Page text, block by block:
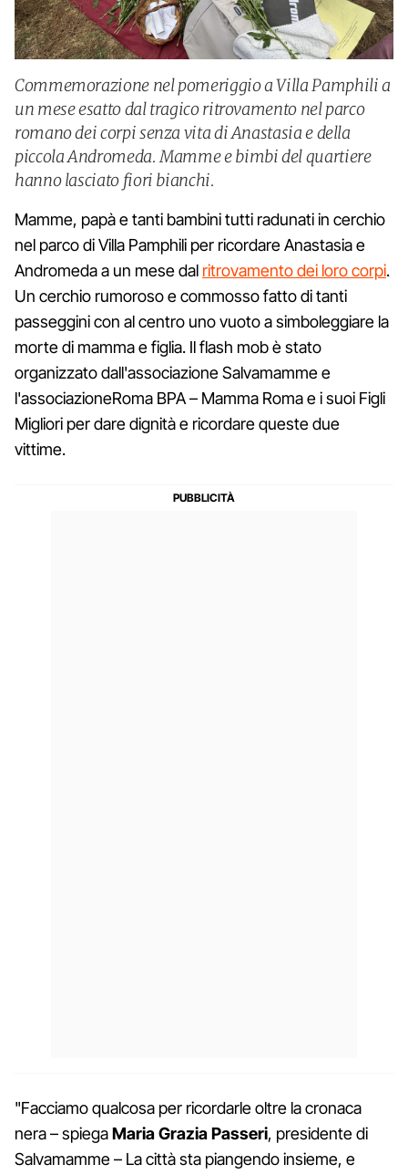
Commemorazione nel pomeriggio a Villa Pamphili a
un mese esatto dal tragico ritrovamento nel parco
romano dei corpi senza vita di Anastasia e della
piccola Andromeda. Mamme e bimbi del quartiere
hanno lasciato fiori bianchi.
Mamme, papà e tanti bambini tutti radunati in cerchio
nel parco di Villa Pamphili per ricordare Anastasia e
Andromeda a un mese dal ritrovamento dei loro corpi.
Un cerchio rumoroso e commosso fatto di tanti
passeggini con al centro uno vuoto a simboleggiare la
morte di mamma e figlia. Il flash mob è stato
organizzato dall'associazione Salvamamme e
l'associazioneRoma BPA – Mamma Roma e i suoi Figli
Migliori per dare dignità e ricordare queste due
vittime.
"Facciamo qualcosa per ricordarle oltre la cronaca
nera – spiegaMaria Grazia Passeri, presidente di
Salvamamme – La città sta piangendo insieme, e